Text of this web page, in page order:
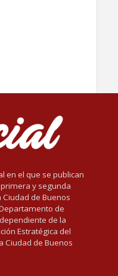
en el que se publican
y segunda
Ciudad de Buenos
de
de la
Estratégica del
Ciudad de Buenos